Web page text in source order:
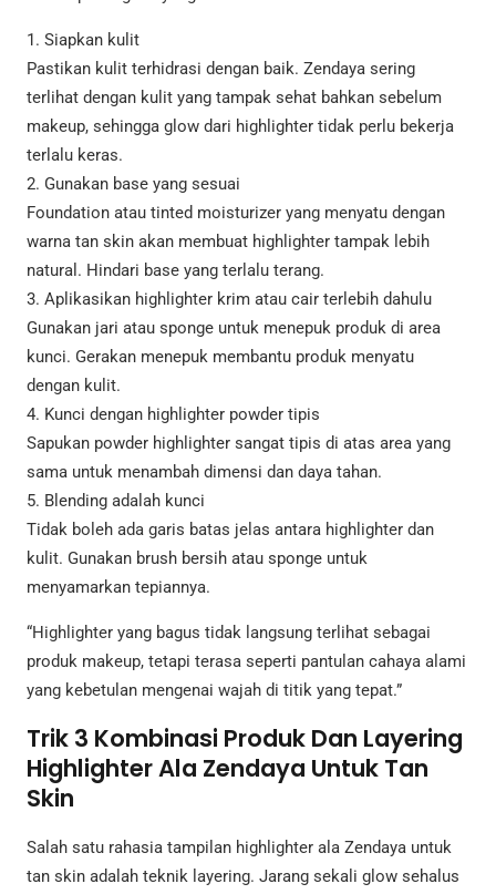
1. Siapkan kulit
Pastikan kulit terhidrasi dengan baik. Zendaya sering
terlihat dengan kulit yang tampak sehat bahkan sebelum
makeup, sehingga glow dari highlighter tidak perlu bekerja
terlalu keras.
2. Gunakan base yang sesuai
Foundation atau tinted moisturizer yang menyatu dengan
warna tan skin akan membuat highlighter tampak lebih
natural. Hindari base yang terlalu terang.
3. Aplikasikan highlighter krim atau cair terlebih dahulu
Gunakan jari atau sponge untuk menepuk produk di area
kunci. Gerakan menepuk membantu produk menyatu
dengan kulit.
4. Kunci dengan highlighter powder tipis
Sapukan powder highlighter sangat tipis di atas area yang
sama untuk menambah dimensi dan daya tahan.
5. Blending adalah kunci
Tidak boleh ada garis batas jelas antara highlighter dan
kulit. Gunakan brush bersih atau sponge untuk
menyamarkan tepiannya.
“Highlighter yang bagus tidak langsung terlihat sebagai
produk makeup, tetapi terasa seperti pantulan cahaya alami
yang kebetulan mengenai wajah di titik yang tepat.”
Trik 3 Kombinasi Produk Dan Layering
Highlighter Ala Zendaya Untuk Tan
Skin
Salah satu rahasia tampilan highlighter ala Zendaya untuk
tan skin adalah teknik layering. Jarang sekali glow sehalus